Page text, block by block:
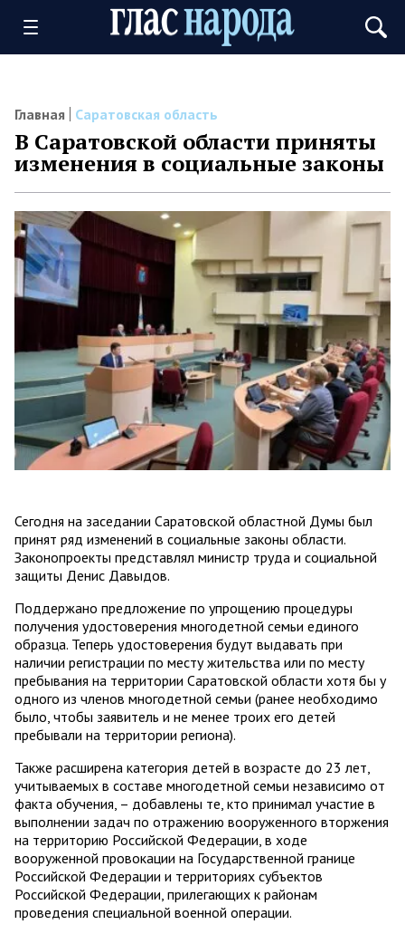
Главная Саратовская область
В Саратовской области приняты
изменения в социальные законы
Сегодня на заседании Саратовской областной Думы был
принят ряд изменений в социальные законы области.
Законопроекты представлял министр труда и социальной
защиты Денис Давыдов.
Поддержано предложение по упрощению процедуры
получения удостоверения многодетной семьи единого
образца. Теперь удостоверения будут выдавать при
наличии регистрации по месту жительства или по месту
пребывания на территории Саратовской области хотя бы у
одного из членов многодетной семьи (ранее необходимо
было, чтобы заявитель и не менее троих его детей
пребывали на территории региона).
Также расширена категория детей в возрасте до 23 лет,
учитываемых в составе многодетной семьи независимо от
факта обучения, – добавлены те, кто принимал участие в
выполнении задач по отражению вооруженного вторжения
на территорию Российской Федерации, в ходе
вооруженной провокации на Государственной границе
Российской Федерации и территориях субъектов
Российской Федерации, прилегающих к районам
проведения специальной военной операции.